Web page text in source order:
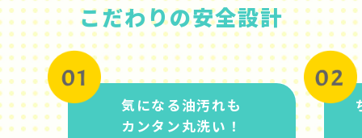
こだわりの安全設計
気になる油汚れも
カンタン丸洗い！